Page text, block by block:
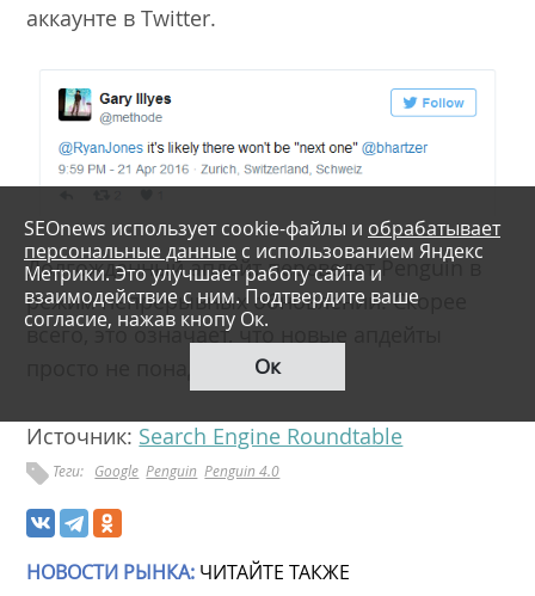
аккаунте в Twitter.
Долгожданный апдейт переведет Penguin в
режим непрерывных обновлений. Скорее
всего, это означает, что новые апдейты
просто не понадобятся.
Источник: Search Engine Roundtable
Теги: Google Penguin Penguin 4.0
SEOnews использует cookie-файлы и обрабатывает
персональные данные с использованием Яндекс
Метрики. Это улучшает работу сайта и
взаимодействие с ним. Подтвердите ваше
согласие, нажав кнопу Ок.
Ок
НОВОСТИ РЫНКА: ЧИТАЙТЕ ТАКЖЕ